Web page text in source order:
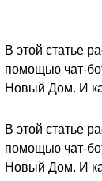
В этой статье
помощью чат-
Новый Дом. И
В этой статье
помощью чат-
Новый Дом. И